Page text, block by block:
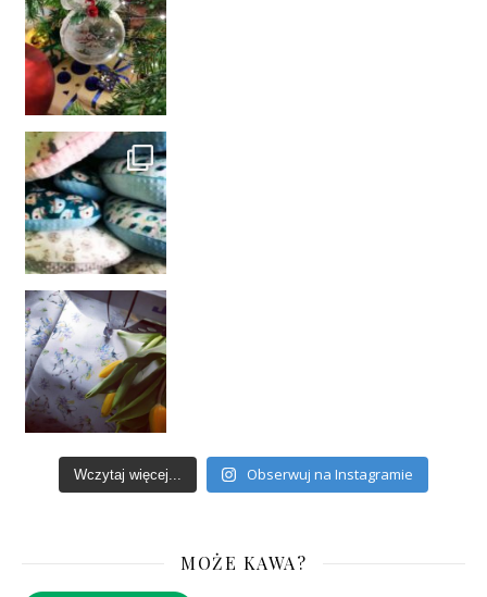
Wczytaj więcej... Obserwuj na Instagramie
MOŻE KAWA?